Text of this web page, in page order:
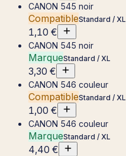
CANON 545 noir
CompatibleStandard / XL
1,10 €
CANON 545 noir
MarqueStandard / XL
3,30 €
CANON 546 couleur
CompatibleStandard / XL
1,00 €
CANON 546 couleur
MarqueStandard / XL
4,40 €